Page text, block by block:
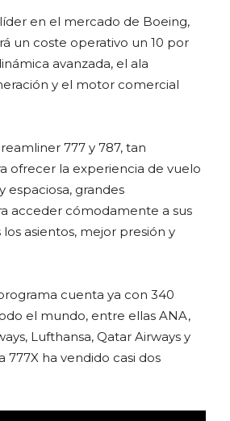
en el mercado de Boeing,
un coste operativo un 10 por
avanzada, el ala
y el motor comercial
777 y 787, tan
ofrecer la experiencia de vuelo
espaciosa, grandes
acceder cómodamente a sus
asientos, mejor presión y
cuenta ya con 340
el mundo, entre ellas ANA,
Lufthansa, Qatar Airways y
777X ha vendido casi dos